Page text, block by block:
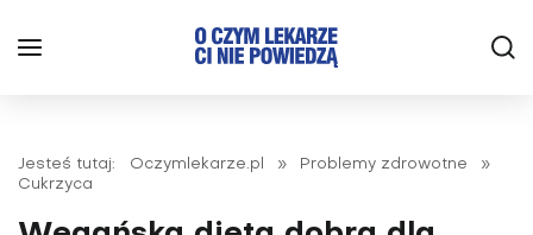
Jesteś tutaj: Oczymlekarze.pl » Problemy zdrowotne
»
Cukrzyca